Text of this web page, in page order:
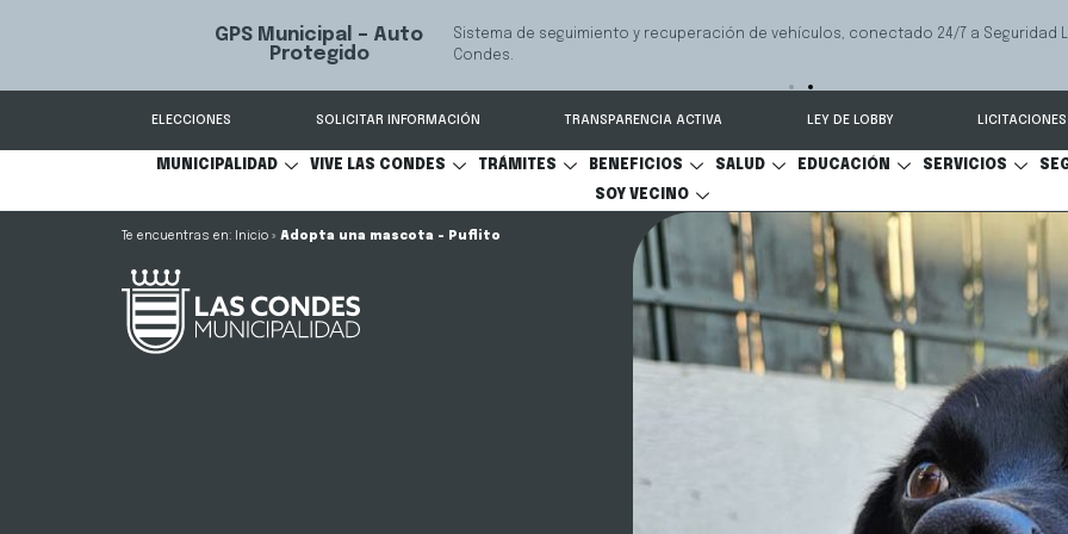
GPS Municipal – Auto
Protegido
Sistema de seguimiento y recuperación de vehículos, conectado 24/7 a Seguridad
Condes.
ELECCIONES SOLICITAR INFORMACIÓN TRANSPARENCIA ACTIVA LEY DE LOBBY LICITACIONES
MUNICIPALIDAD VIVE LAS CONDES TRÁMITES BENEFICIOS SALUD EDUCACIÓN SERVICIOS
SOY VECINO
Inicio » Adopta una mascota – Puflito